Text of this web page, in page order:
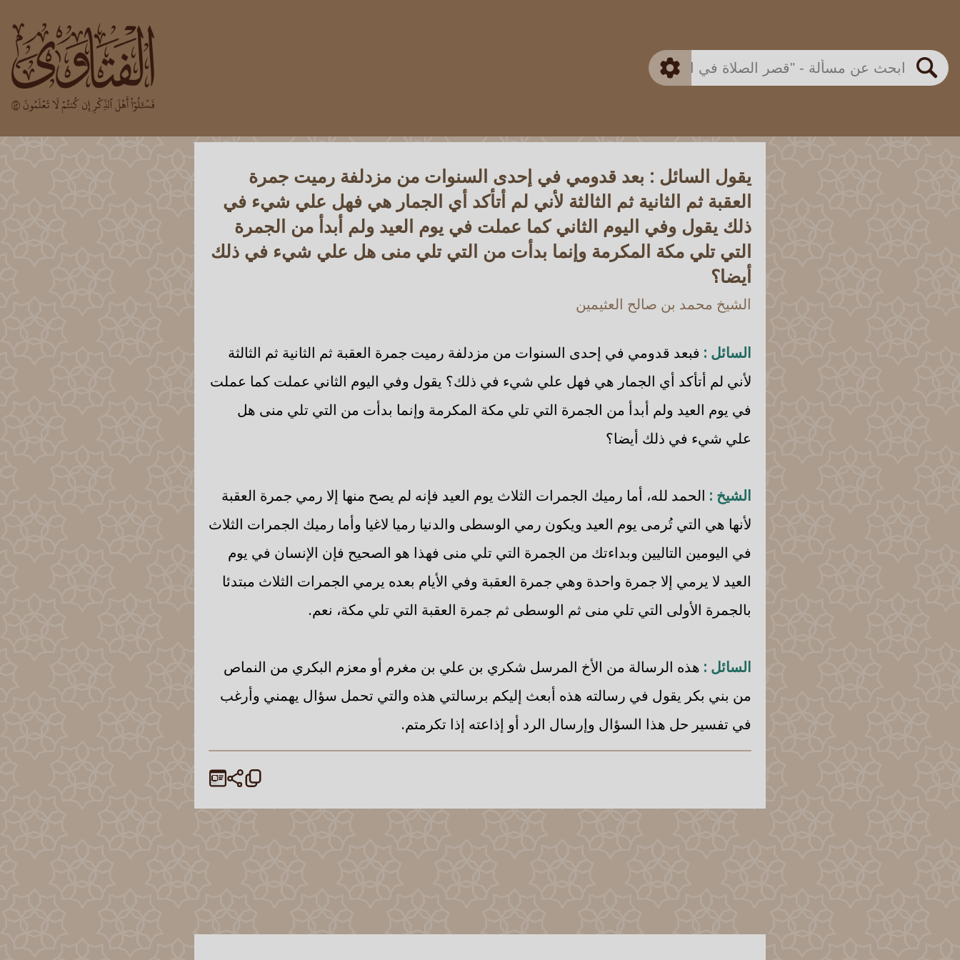
بحث
اللجنة الدائمة
متقدم
يقول السائل : بعد قدومي في إحدى السنوات من مزدلفة رميت جمرة
العقبة ثم الثانية ثم الثالثة لأني لم أتأكد أي الجمار هي فهل علي شيء في
ذلك يقول وفي اليوم الثاني كما عملت في يوم العيد ولم أبدأ من الجمرة
التي تلي مكة المكرمة وإنما بدأت من التي تلي منى هل علي شيء في ذلك
أيضا؟
الشيخ محمد بن صالح العثيمين
السائل : فبعد قدومي في إحدى السنوات من مزدلفة رميت جمرة العقبة ثم الثانية ثم الثالثة
لأني لم أتأكد أي الجمار هي فهل علي شيء في ذلك؟ يقول وفي اليوم الثاني عملت كما عملت
في يوم العيد ولم أبدأ من الجمرة التي تلي مكة المكرمة وإنما بدأت من التي تلي منى هل
علي شيء في ذلك أيضا؟
الشيخ : الحمد لله، أما رميك الجمرات الثلاث يوم العيد فإنه لم يصح منها إلا رمي جمرة العقبة
لأنها هي التي تُرمى يوم العيد ويكون رمي الوسطى والدنيا رميا لاغيا وأما رميك الجمرات الثلاث
في اليومين التاليين وبداءتك من الجمرة التي تلي منى فهذا هو الصحيح فإن الإنسان في يوم
العيد لا يرمي إلا جمرة واحدة وهي جمرة العقبة وفي الأيام بعده يرمي الجمرات الثلاث مبتدئا
بالجمرة الأولى التي تلي منى ثم الوسطى ثم جمرة العقبة التي تلي مكة، نعم.
السائل : هذه الرسالة من الأخ المرسل شكري بن علي بن مغرم أو معزم البكري من النماص
من بني بكر يقول في رسالته هذه أبعث إليكم برسالتي هذه والتي تحمل سؤال يهمني وأرغب
في تفسير حل هذا السؤال وإرسال الرد أو إذاعته إذا تكرمتم.